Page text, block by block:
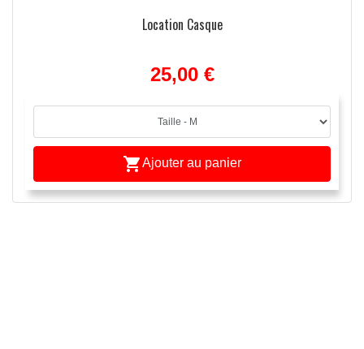
Location Casque
25,00 €
Ajouter au panier